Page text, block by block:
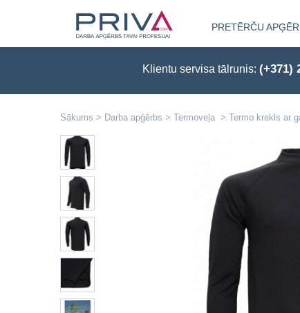
PRETĒRČU
Klientu servisa tālrunis: (+371)
Sākums > Darba apģērbs > Termoveļa > Termo krekls ar